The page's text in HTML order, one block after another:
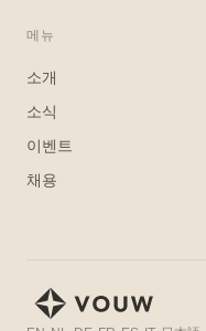
메뉴
소개
소식
이벤트
채용